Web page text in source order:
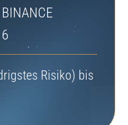
BINANCE
6
Risiko) bis